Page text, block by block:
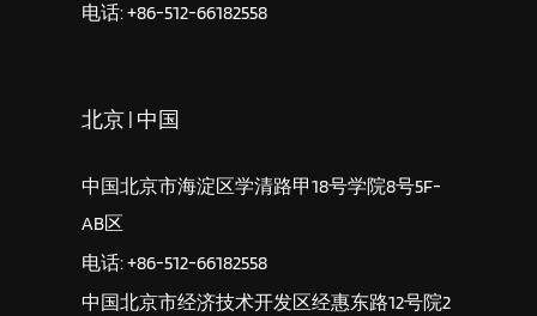
电话: +86-512-66182558
北京 | 中国
中国北京市海淀区学清路甲18号学院8号5F-
AB区
电话: +86-512-66182558
中国北京市经济技术开发区经惠东路12号院2